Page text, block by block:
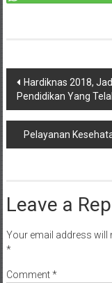
Post
navigation
Hardiknas 2018,
Pendidikan Yang
Pelayanan
Leave a
Your email address will